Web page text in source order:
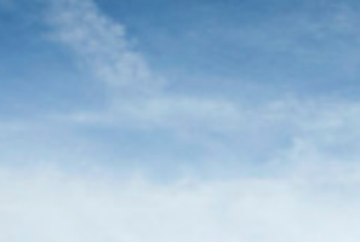
We are using cookies to give you the best
You can find out more about which cookies